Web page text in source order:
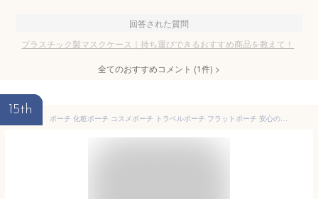
回答された質問
プラスチック製マスクケース｜持ち運びできるおすすめ商品を教えて！
全てのおすすめコメント (1件) >
15th
ポーチ 化粧ポーチ コスメポーチ トラベルポーチ フラットポーチ 安心の日本製 抗菌防臭 綿 大容量 大きめ 薄型 スリム バイオライナー SEKマーク レディース 大人 女性 大学生 女子 マスクケース 携帯用 雑貨 整理 ブランド 祭り フェス 大人向け おしゃれ かわいい 人気